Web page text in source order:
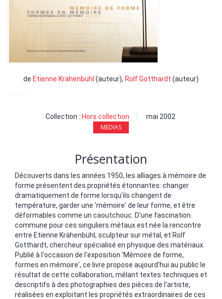
de Etienne Krähenbühl (auteur), Rolf Gotthardt (auteur)
Collection : Hors collection mai 2002
MEDIAS
Présentation
Découverts dans les années 1950, les alliages à mémoire de
forme présentent des propriétés étonnantes: changer
dramatiquement de forme lorsqu'ils changent de
température, garder une 'mémoire' de leur forme, et être
déformables comme un caoutchouc. D'une fascination
commune pour ces singuliers métaux est née la rencontre
entre Etienne Krähenbühl, sculpteur sur métal, et Rolf
Gotthardt, chercheur spécialisé en physique des matériaux.
Publié à l'occasion de l'exposition 'Mémoire de forme,
formes en mémoire', ce livre propose aujourd'hui au public le
résultat de cette collaboration, mêlant textes techniques et
descriptifs à des photographies des pièces de l'artiste,
réalisées en exploitant les propriétés extraordinaires de ces